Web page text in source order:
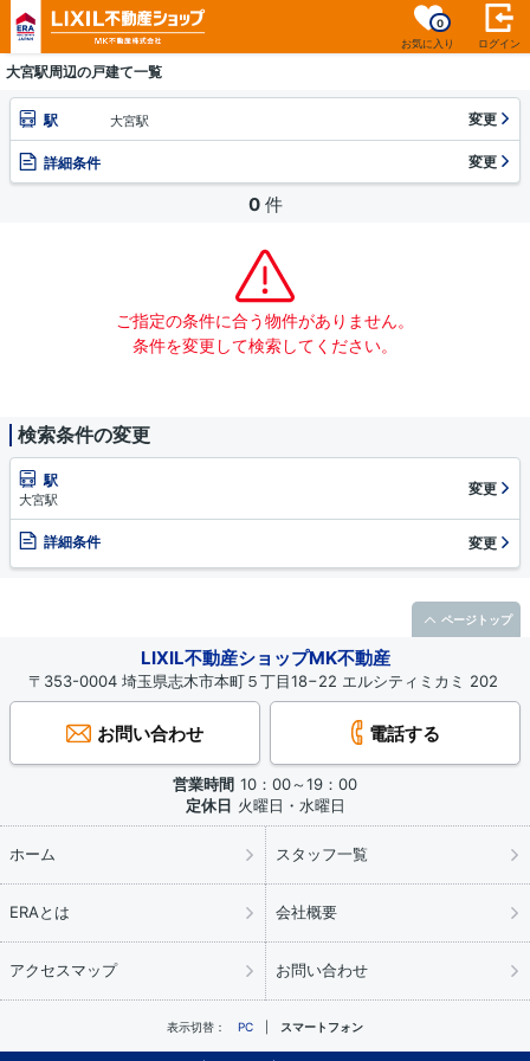
お気に入り
0
ログイン
大宮駅周辺の戸建て一覧
駅 大宮駅 変更
詳細条件 変更
0 件
ご指定の条件に合う物件がありません。
条件を変更して検索してください。
検索条件の変更
駅
大宮駅
変更
詳細条件 変更
LIXIL不動産ショップMK不動産
〒353-0004 埼玉県志木市本町５丁目18−22 エルシティミカミ 202
お問い合わせ 電話する
営業時間 10：00～19：00
定休日 火曜日・水曜日
ホーム スタッフ一覧
ERAとは 会社概要
アクセスマップ お問い合わせ
表示切替： PC スマートフォン
ページトップ